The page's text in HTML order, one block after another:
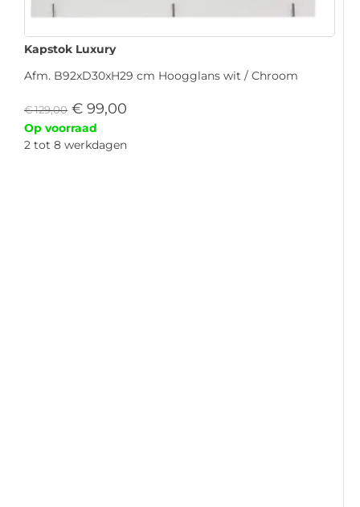
Kapstok Luxury
Afm. B92xD30xH29 cm Hoogglans wit / Chroom
€129,00 € 99,00
Op voorraad
2 tot 8 werkdagen